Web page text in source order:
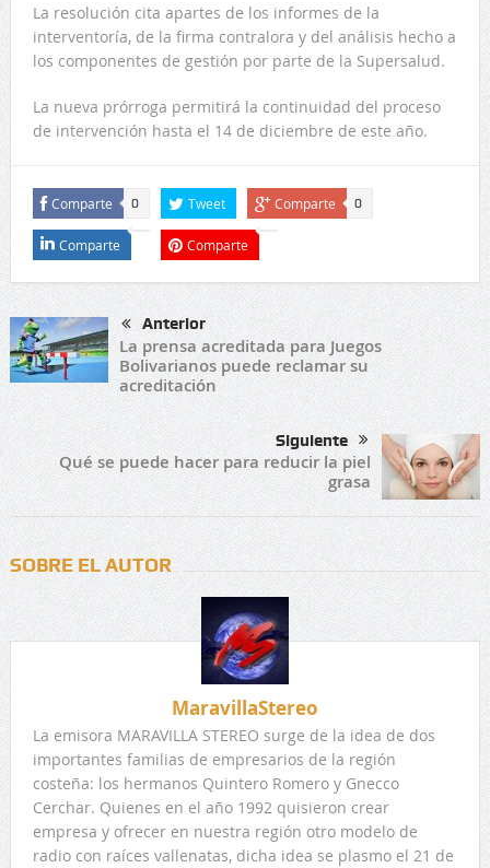
La resolución cita apartes de los informes de la
interventoría, de la firma contralora y del análisis hecho a
los componentes de gestión por parte de la Supersalud.
La nueva prórroga permitirá la continuidad del proceso
de intervención hasta el 14 de diciembre de este año.
Comparte 0 Tweet Comparte 0
Comparte Comparte
Anterior
La prensa acreditada para Juegos
Bolivarianos puede reclamar su
acreditación
Siguiente
Qué se puede hacer para reducir la piel
grasa
SOBRE EL AUTOR
MaravillaStereo
La emisora MARAVILLA STEREO surge de la idea de dos
importantes familias de empresarios de la región
costeña: los hermanos Quintero Romero y Gnecco
Cerchar. Quienes en el año 1992 quisieron crear
empresa y ofrecer en nuestra región otro modelo de
radio con raíces vallenatas, dicha idea se plasmo el 21 de